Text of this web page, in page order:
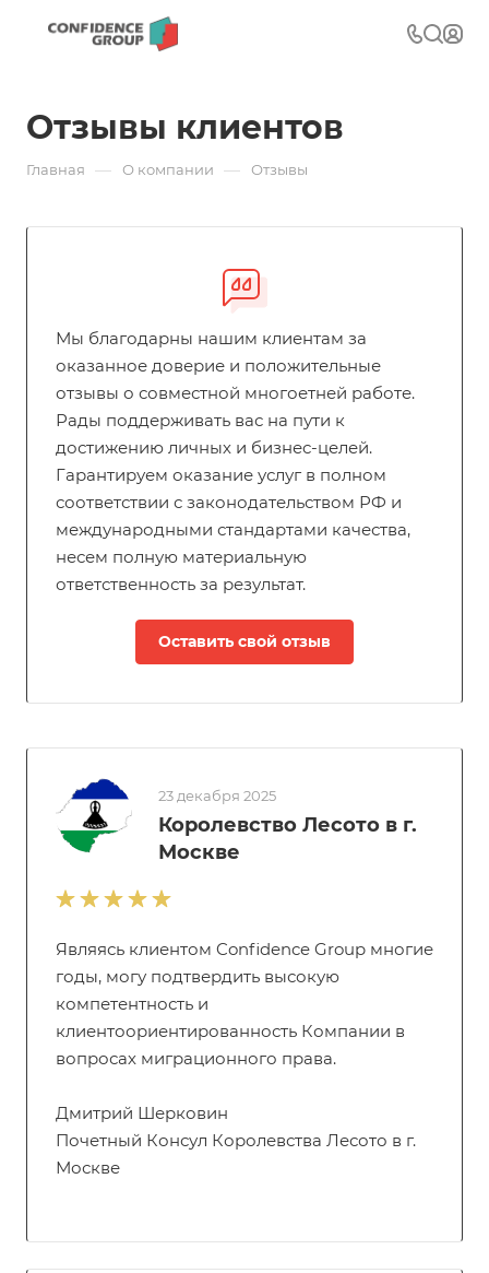
Отзывы клиентов
Главная — О компании — Отзывы
Мы благодарны нашим клиентам за
оказанное доверие и положительные
отзывы о совместной многоетней работе.
Рады поддерживать вас на пути к
достижению личных и бизнес-целей.
Гарантируем оказание услуг в полном
соответствии с законодательством РФ и
международными стандартами качества,
несем полную материальную
ответственность за результат.
Оставить свой отзыв
23 декабря 2025
Королевство Лесото в г.
Москве
Являясь клиентом Confidence Group многие
годы, могу подтвердить высокую
компетентность и
клиентоориентированность Компании в
вопросах миграционного права.
Дмитрий Шерковин
Почетный Консул Королевства Лесото в г.
Москве